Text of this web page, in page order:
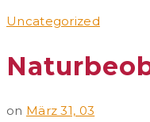
Uncategorized
on März 31, 03